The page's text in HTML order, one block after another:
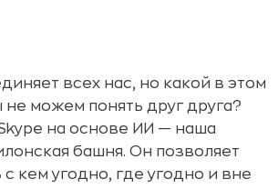
всех нас, но какой в этом
можем понять друг друга?
на основе ИИ — наша
башня. Он позволяет
с кем угодно, где угодно и вне